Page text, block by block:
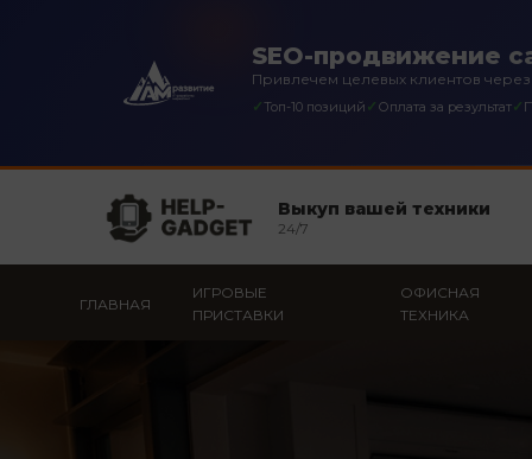
SEO-продвижение
Привлечем целевых клиентов
✓Топ-10 позиций ✓ Оплата за результат✓
Выкуп вашей техники
24/7
ГЛАВНАЯ
ИГРОВЫЕ
ПРИСТАВКИ
ОФИСНАЯ
ТЕХНИКА